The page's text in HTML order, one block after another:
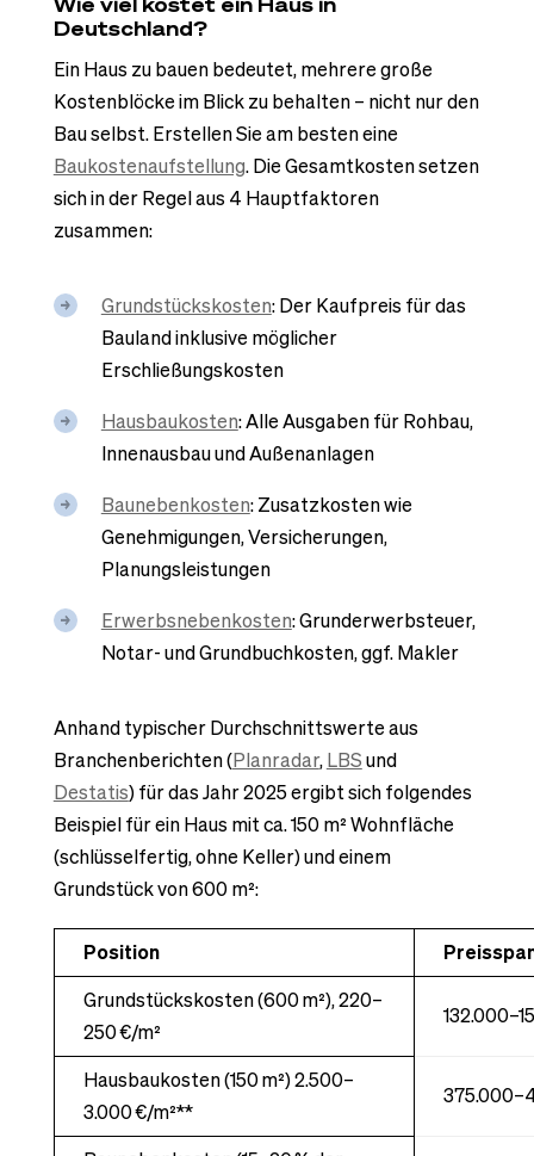
Deutschland?
Ein Haus zu bauen bedeutet, mehrere große
Kostenblöcke im Blick zu behalten – nicht nur den
Bau selbst. Erstellen Sie am besten eine
Baukostenaufstellung. Die Gesamtkosten setzen
sich in der Regel aus 4 Hauptfaktoren
zusammen:
Grundstückskosten: Der Kaufpreis für das
Bauland inklusive möglicher
Erschließungskosten
Hausbaukosten: Alle Ausgaben für Rohbau,
Innenausbau und Außenanlagen
Baunebenkosten: Zusatzkosten wie
Genehmigungen, Versicherungen,
Planungsleistungen
Erwerbsnebenkosten: Grunderwerbsteuer,
Notar- und Grundbuchkosten, ggf. Makler
Anhand typischer Durchschnittswerte aus
Branchenberichten (Planradar,LBSund
Destatis) für das Jahr 2025 ergibt sich folgendes
Beispiel für ein Haus mit ca. 150 m² Wohnfläche
(schlüsselfertig, ohne Keller) und einem
Grundstück von 600 m²:
Position
Grundstückskosten (600 m²), 220–
250 €/m²
Hausbaukosten (150 m²) 2.500–
3.000 €/m²**